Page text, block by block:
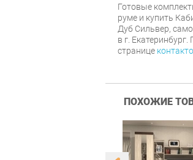
Готовые
руме и купить
Дуб Сильвер,
в г.
странице
ПОХОЖИЕ